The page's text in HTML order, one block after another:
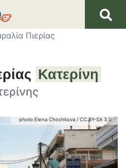
Πιερίας
Κατερίνη
photo:Elena Chochkova / CC BY-SA 3.0